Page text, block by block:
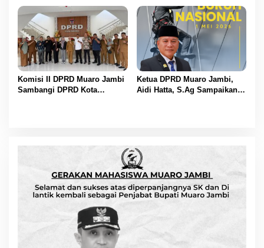
Bupati dalam Aksi
Penanaman Pohon Serentak
Lorong Gotong Royong
Komisi II DPRD Muaro Jambi
Sambangi DPRD Kota
Ketua DPRD Muaro Jambi,
Aidi Hatta, S.Ag Sampaikan